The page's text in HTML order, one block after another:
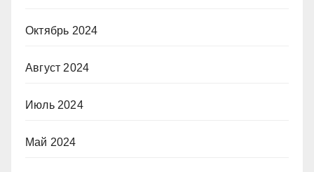
Октябрь 2024
Август 2024
Июль 2024
Май 2024